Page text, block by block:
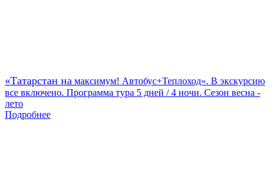
«Татарстан на максимум! Автобус+Теплоход». В экскурсию
все включено. Программа тура 5 дней / 4 ночи. Сезон весна -
лето
Подробнее